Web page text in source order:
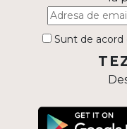
Sunt de acord